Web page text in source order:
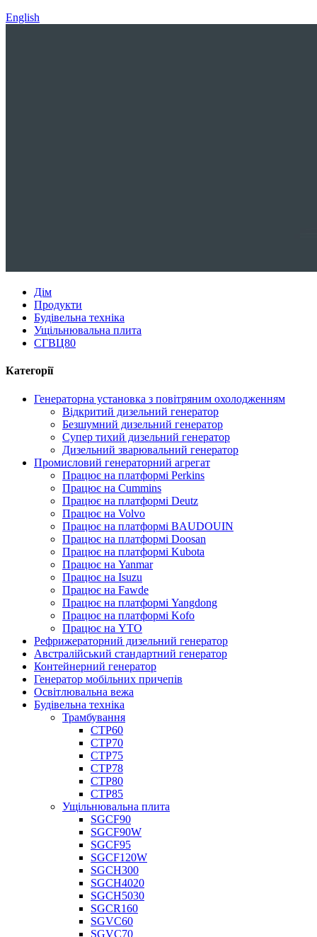
English
Дім
Продукти
Будівельна техніка
Ущільнювальна плита
СГВЦ80
Категорії
Генераторна установка з повітряним охолодженням
Відкритий дизельний генератор
Безшумний дизельний генератор
Супер тихий дизельний генератор
Дизельний зварювальний генератор
Промисловий генераторний агрегат
Працює на платформі Perkins
Працює на Cummins
Працює на платформі Deutz
Працює на Volvo
Працює на платформі BAUDOUIN
Працює на платформі Doosan
Працює на платформі Kubota
Працює на Yanmar
Працює на Isuzu
Працює на Fawde
Працює на платформі Yangdong
Працює на платформі Kofo
Працює на YTO
Рефрижераторний дизельний генератор
Австралійський стандартний генератор
Контейнерний генератор
Генератор мобільних причепів
Освітлювальна вежа
Будівельна техніка
Трамбування
СТР60
СТР70
СТР75
СТР78
СТР80
СТР85
Ущільнювальна плита
SGCF90
SGCF90W
SGCF95
SGCF120W
SGCH300
SGCH4020
SGCH5030
SGCR160
SGVC60
SGVC70